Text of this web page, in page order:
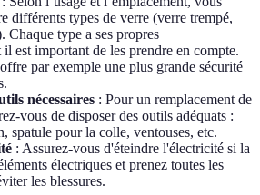
différents types de verre (verre trempé,
Chaque type a ses propres
il est important de les prendre en compte.
par exemple une plus grande sécurité
nécessaires : Pour un remplacement de
vous de disposer des outils adéquats :
spatule pour la colle, ventouses, etc.
: Assurez-vous d'éteindre l'électricité si la
électriques et prenez toutes les
les blessures.